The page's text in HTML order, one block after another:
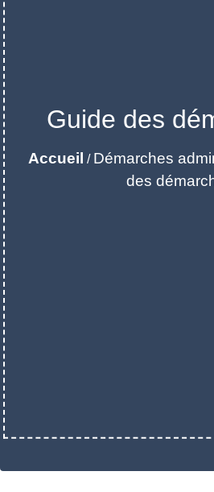
Guide des
Accueil / Démarches
des